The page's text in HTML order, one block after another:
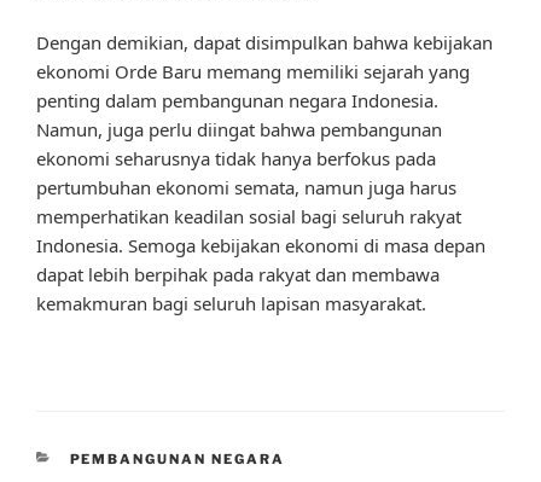
Dengan demikian, dapat disimpulkan bahwa kebijakan
ekonomi Orde Baru memang memiliki sejarah yang
penting dalam pembangunan negara Indonesia.
Namun, juga perlu diingat bahwa pembangunan
ekonomi seharusnya tidak hanya berfokus pada
pertumbuhan ekonomi semata, namun juga harus
memperhatikan keadilan sosial bagi seluruh rakyat
Indonesia. Semoga kebijakan ekonomi di masa depan
dapat lebih berpihak pada rakyat dan membawa
kemakmuran bagi seluruh lapisan masyarakat.
CATEGORIES
PEMBANGUNAN NEGARA